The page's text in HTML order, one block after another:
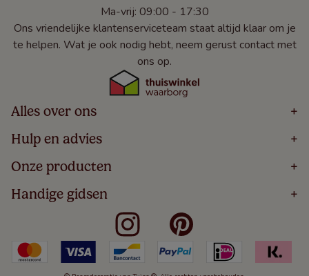
Ma-vrij: 09:00 - 17:30
Ons vriendelijke klantenserviceteam staat altijd klaar om je
te helpen. Wat je ook nodig hebt, neem gerust contact met
ons op.
Alles over ons +
Home
Over
Bestellen
Winacties
Veelgestelde Vragen
Hulp en advies +
Volg Je Bestelling
Levering
5 Jaar Garantie
Algemene Voorwaarden
Kindveiligheid
Cookies
Onze producten +
Houten Jaloezieën
Rolgordijnen
Verticale Jaloezieën
Duo Rolgordijnen
Duo Plisségordijnen
Handige gidsen +
Meten Voor Raamdecoratie
Badkamer Raamdecoratie
Slaapkamer Raamdecoratie
Keuken Raamdecoratie